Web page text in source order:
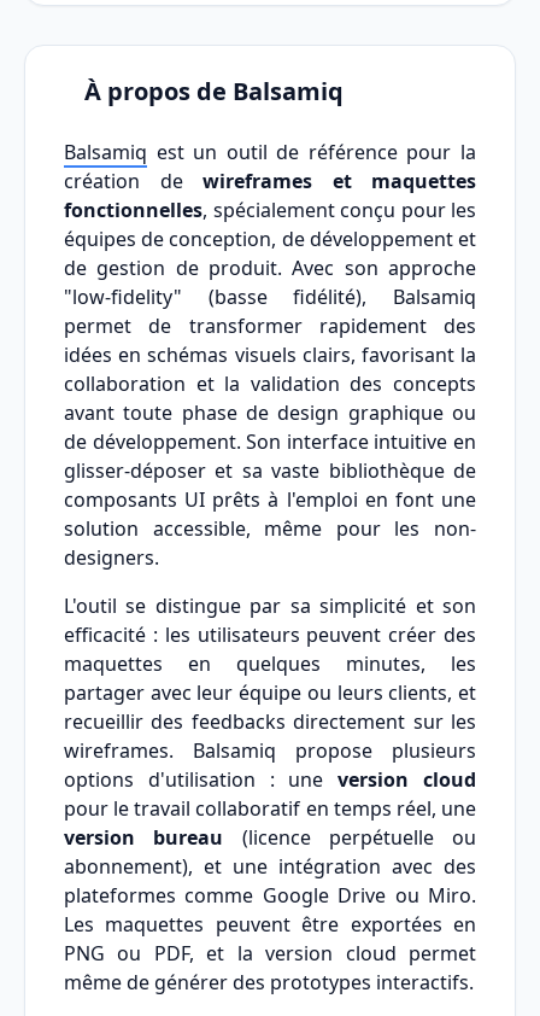
À propos de Balsamiq
Balsamiq est un outil de référence pour la
création de wireframes et maquettes
fonctionnelles, spécialement conçu pour les
équipes de conception, de développement et
de gestion de produit. Avec son approche
"low-fidelity" (basse fidélité), Balsamiq
permet de transformer rapidement des
idées en schémas visuels clairs, favorisant la
collaboration et la validation des concepts
avant toute phase de design graphique ou
de développement. Son interface intuitive en
glisser-déposer et sa vaste bibliothèque de
composants UI prêts à l'emploi en font une
solution accessible, même pour les non-
designers.
L'outil se distingue par sa simplicité et son
efficacité : les utilisateurs peuvent créer des
maquettes en quelques minutes, les
partager avec leur équipe ou leurs clients, et
recueillir des feedbacks directement sur les
wireframes. Balsamiq propose plusieurs
options d'utilisation : uneversion cloud
pour le travail collaboratif en temps réel, une
version bureau (licence perpétuelle ou
abonnement), et une intégration avec des
plateformes comme Google Drive ou Miro.
Les maquettes peuvent être exportées en
PNG ou PDF, et la version cloud permet
même de générer des prototypes interactifs.